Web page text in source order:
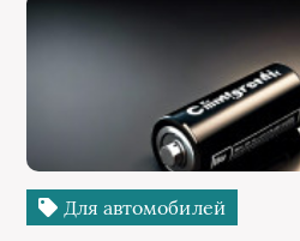
Для автомобилей